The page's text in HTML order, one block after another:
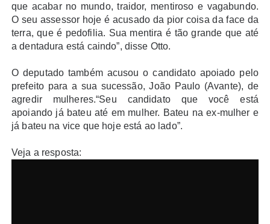
que acabar no mundo, traidor, mentiroso e vagabundo.
O seu assessor hoje é acusado da pior coisa da face da
terra, que é pedofilia. Sua mentira é tão grande que até
a dentadura está caindo”, disse Otto.
O deputado também acusou o candidato apoiado pelo
prefeito para a sua sucessão, João Paulo (Avante), de
agredir mulheres.“Seu candidato que você está
apoiando já bateu até em mulher. Bateu na ex-mulher e
já bateu na vice que hoje está ao lado”.
Veja a resposta: